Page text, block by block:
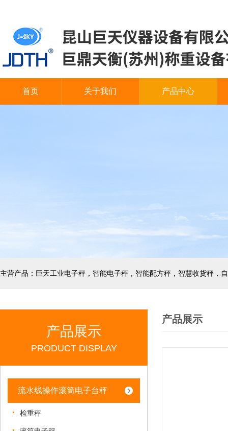
首页 关于我们 产品中心
产品展示
PRODUCT DISPLAY
流水线操作滚筒电子台秤
检重秤
产品展示